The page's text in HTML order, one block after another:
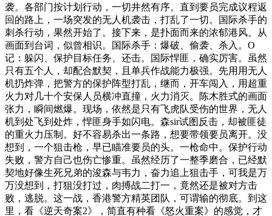
袭。各部门按计划行动，一切井然有序。直到要员完成议程返
回的路上，一场突发的无人机袭击，打乱了一切。国际杀手的
刺杀行动，果然开始了。接下来，是扑面而来的浓郁港风。从
画面到台词，似曾相识。国际杀手：爆破、偷袭、杀入。O
记：躲闪、保护目标任务、还击。国际悍匪，确实厉害。虽然
只有五个人，却配合默契，且单兵作战能力极强。先用用无人
机扔炸弹，把警方的保护阵型打乱，继而，开车闯入，用超重
火力对几十个安保人员横冲直撞，火力消灭。陈木胜式的画面
张力，瞬间燃爆。现场，依然是只有飞虎队受伤的世界，无人
机到处飞到处炸，悍匪身手如闪电。森sir试图反击，却被匪徒
的重火力压制。好不容易杀出一条路，想要带领要员离开。没
想到，一个狙击枪，早已瞄准要员的头。一枪命中。保护行动
失败，警方自己也伤亡惨重。虽然经历了一整季磨合，已经默
契地好像生死兄弟的浚森与韦力，奋力追上狙击手，可我是万
万没想到，打狙没打过，肉搏战二打一，竟然还是被对方击
败，逃脱。这一战，香港警方精英团队，可谓输的彻底。到这
里，看《逆天奇案2》，简直有种看《怒火重案》的感觉，才